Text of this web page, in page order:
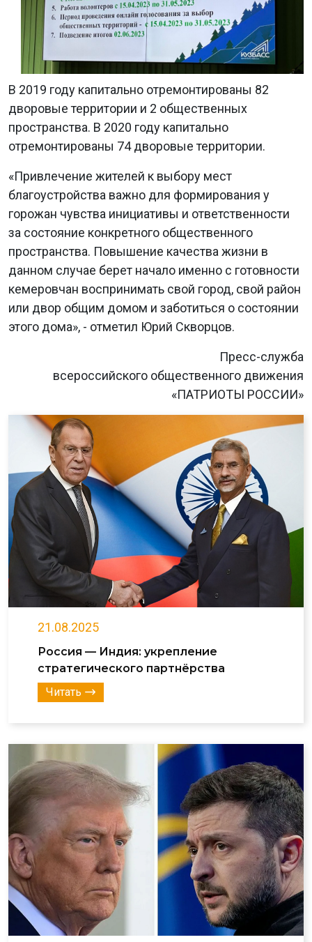
В 2019 году капитально отремонтированы 82
дворовые территории и 2 общественных
пространства. В 2020 году капитально
отремонтированы 74 дворовые территории.
«Привлечение жителей к выбору мест
благоустройства важно для формирования у
горожан чувства инициативы и ответственности
за состояние конкретного общественного
пространства. Повышение качества жизни в
данном случае берет начало именно с готовности
кемеровчан воспринимать свой город, свой район
или двор общим домом и заботиться о состоянии
этого дома», - отметил Юрий Скворцов.
Пресс-служба
всероссийского общественного движения
«ПАТРИОТЫ РОССИИ»
21.08.2025
Россия — Индия: укрепление
стратегического партнёрства
Читать